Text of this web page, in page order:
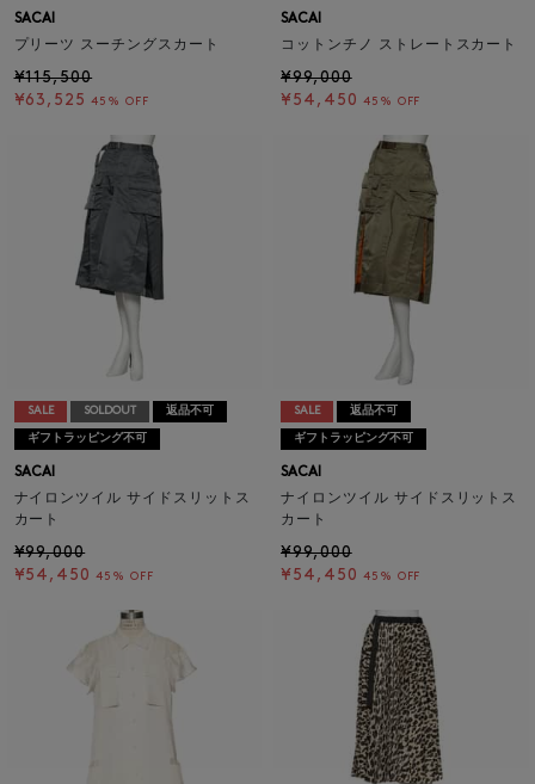
SACAI
プリーツ スーチングスカート
¥115,500
¥63,525 45% OFF
SACAI
コットンチノ ストレートスカート
¥99,000
¥54,450 45% OFF
SALE SOLDOUT 返品不可
ギフトラッピング不可
SACAI
ナイロンツイル サイドスリットス
カート
¥99,000
¥54,450 45% OFF
SALE 返品不可
ギフトラッピング不可
SACAI
ナイロンツイル サイドスリットス
カート
¥99,000
¥54,450 45% OFF